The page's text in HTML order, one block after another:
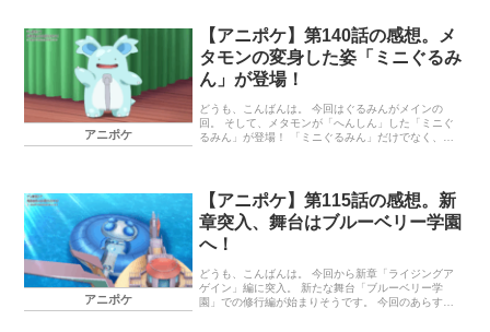
じ ラクアの中心地で、100年前に自身で張ったバリ
アを解除するパゴゴ。そこに突如として現れたのは
エクスプローラーズ。ラクリウムを手に入れる為、
彼らはバリアが解除されるタイミングを待ち構えて
いたのだ…！フリードＶＳスピネル、リコＶＳオニ
リウムを巡り、ラクアでの決戦が始…
アニポケ
【アニポケ】第140話の感想。メ
タモンの変身した姿「ミニぐるみ
ん」が登場！
どうも、こんばんは。 今回はぐるみんがメインの
回。 そして、メタモンが「へんしん」した「ミニぐ
るみん」が登場！ 「ミニぐるみん」だけでなく、
メタモンが乱入！？黒歴史だと落ち込むドット。だ
が、ファンの間では小さいぐるみん、通称「ミニぐ
るみん」として大バズり！ドットはステージ出演の
依頼を受けていたパンフェスに、メタモンと共に出
ることにする。しかし、本番直前、メタモンが行方
レビ東京アニメ公式 のこれまでのお話…
アニポケ
【アニポケ】第115話の感想。新
章突入、舞台はブルーベリー学園
へ！
どうも、こんばんは。 今回から新章「ライジングア
ゲイン」編に突入。 新たな舞台「ブルーベリー学
園」での修行編が始まりそうです。 今回のあらすじ